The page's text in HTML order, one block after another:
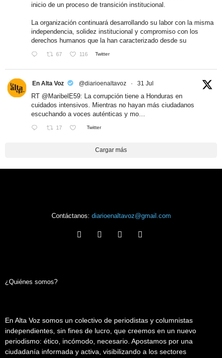
inicio de un proceso de transición institucional.
La organización continuará desarrollando su labor con la misma
independencia, solidez institucional y compromiso con los
derechos humanos que la han caracterizado desde su
67 116 Twitter
En Alta Voz @diarioenaltavoz · 31 Jul
RT @MaribelE59: La corrupción tiene a Honduras en
cuidados intensivos. Mientras no hayan más ciudadanos
escuchando a voces auténticas y mo…
17 Twitter
Cargar más
Contáctanos: diarioenaltavoz@gmail.com
¿Quiénes somos?
En Alta Voz somos un colectivo de periodistas y columnistas
independientes, sin fines de lucro, que creemos en un nuevo
periodismo: ético, incómodo, necesario. Apostamos por una
ciudadanía informada y activa, visibilizando a los sectores